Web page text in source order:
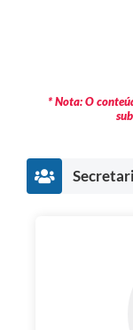
* Nota: O